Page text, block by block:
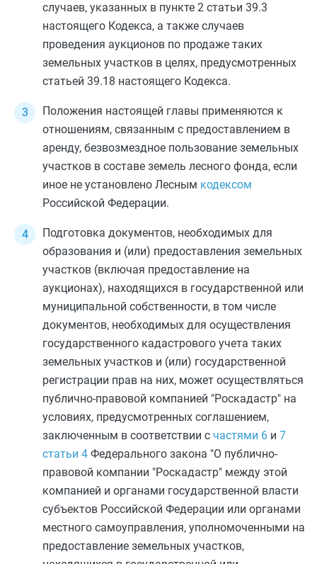
случаев, указанных в пункте 2 статьи 39.3
настоящего Кодекса, а также случаев
проведения аукционов по продаже таких
земельных участков в целях, предусмотренных
статьей 39.18 настоящего Кодекса.
Положения настоящей главы применяются к
отношениям, связанным с предоставлением в
аренду, безвозмездное пользование земельных
участков в составе земель лесного фонда, если
иное не установлено Лесным кодексом
Российской Федерации.
Подготовка документов, необходимых для
образования и (или) предоставления земельных
участков (включая предоставление на
аукционах), находящихся в государственной или
муниципальной собственности, в том числе
документов, необходимых для осуществления
государственного кадастрового учета таких
земельных участков и (или) государственной
регистрации прав на них, может осуществляться
публично-правовой компанией "Роскадастр" на
условиях, предусмотренных соглашением,
заключенным в соответствии с частями 6 и 7
статьи 4 Федерального закона "О публично-
правовой компании "Роскадастр" между этой
компанией и органами государственной власти
субъектов Российской Федерации или органами
местного самоуправления, уполномоченными на
предоставление земельных участков,